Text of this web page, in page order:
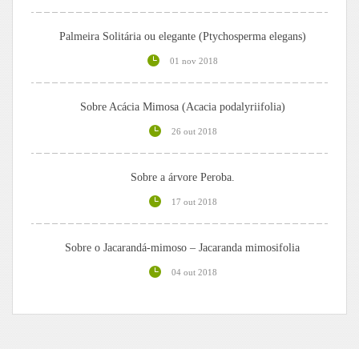
Palmeira Solitária ou elegante (Ptychosperma elegans)
01 nov 2018
Sobre Acácia Mimosa (Acacia podalyriifolia)
26 out 2018
Sobre a árvore Peroba.
17 out 2018
Sobre o Jacarandá-mimoso – Jacaranda mimosifolia
04 out 2018